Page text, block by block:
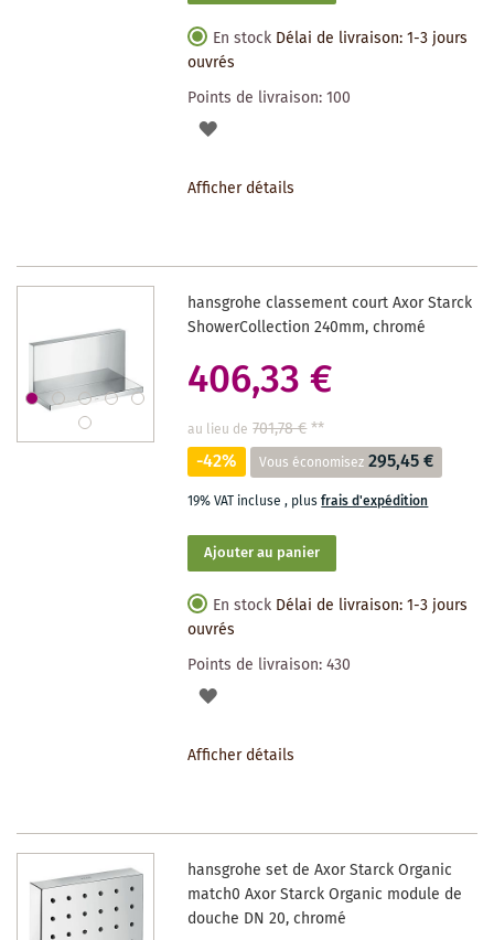
En stock Délai de livraison: 1-3 jours
ouvrés
Points de livraison:100
AJOUTER
SOUHAITS
Afficher détails
hansgrohe classement court Axor Starck
ShowerCollection 240mm, chromé
406,33 €
au lieu de 701,78 €**
-42% Vous économisez 295,45 €
19% VAT incluse, plusfrais d'expédition
Ajouter au panier
En stock Délai de livraison: 1-3 jours
ouvrés
Points de livraison:430
AJOUTER
SOUHAITS
Afficher détails
hansgrohe set de Axor Starck Organic
match0 Axor Starck Organic module de
douche DN 20, chromé